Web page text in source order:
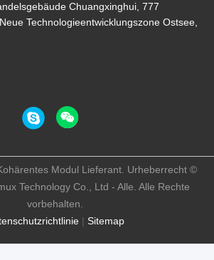
Chuangxinghui, 777
Technologieentwicklungszone Ostsee,
| Sitemap
Modul Lieferant. Urheberrecht ©
Technology Co., Ltd - Alle. Alle Rechte
vorbehalten.